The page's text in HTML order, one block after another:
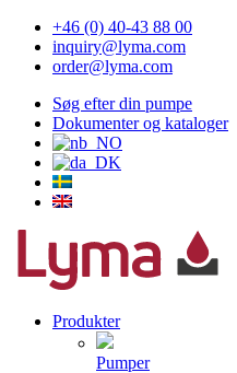
+46 (0) 40-43 88 00
inquiry@lyma.com
order@lyma.com
Søg efter din pumpe
Dokumenter og kataloger
Produkter
Pumper